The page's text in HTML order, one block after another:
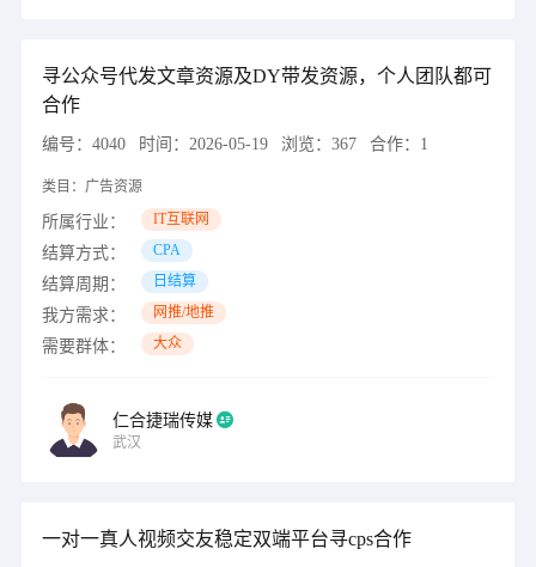
寻公众号代发文章资源及DY带发资源，个人团队都可
合作
编号： 4040 时间： 2026-05-19 浏览： 367 合作： 1
类目： 广告资源
所属行业： IT互联网
结算方式： CPA
结算周期： 日结算
我方需求： 网推/地推
需要群体： 大众
仁合捷瑞传媒
武汉
一对一真人视频交友稳定双端平台寻cps合作